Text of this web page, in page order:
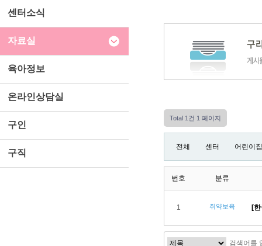
센터소식
자료실
육아정보
온라인상담실
구인
구직
Total 1건 1 페이지
전체 센터 어린이
번호 분류
1 취약보육 [